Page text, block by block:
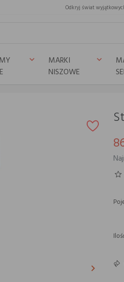
Odkryj świat
keyboard_arrow_down
MARKI
NISZOWE
keyboard_arrow_down
Następny
keyboard_arrow_right